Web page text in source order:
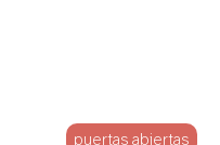
puertas abiertas